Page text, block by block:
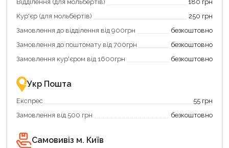
та
отримати
переваги!
картою
єКнига
–
зручно
та
вигідно!
та
отримуйте
повернення
Економте
більше
разом
державною
підтримкою!
Відділення (для мольбертів)
180 грн
Кур'єр (для мольбертів)
250 грн
Замовлення до відділення від 900грн
безкоштовно
Замовлення до поштомату від 700грн
безкоштовно
Замовлення кур'єром від 1600грн
безкоштовно
Укр Пошта
Експрес
55 грн
Замовлення від 500 грн
безкоштовно
Самовивіз м. Київ